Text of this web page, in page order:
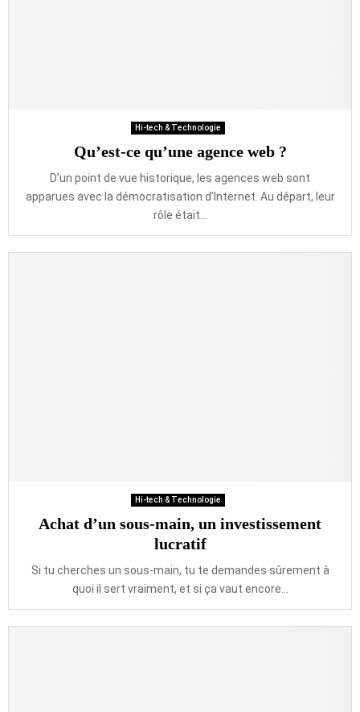
Hi-tech & Technologie
Qu’est-ce qu’une agence web ?
D’un point de vue historique, les agences web sont
apparues avec la démocratisation d’Internet. Au départ, leur
rôle était...
Hi-tech & Technologie
Achat d’un sous-main, un investissement
lucratif
Si tu cherches un sous-main, tu te demandes sûrement à
quoi il sert vraiment, et si ça vaut encore...